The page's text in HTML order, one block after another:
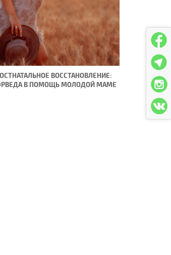
ВОССТАНОВЛЕНИЕ:
В ПОМОЩЬ МОЛОДОЙ МАМЕ